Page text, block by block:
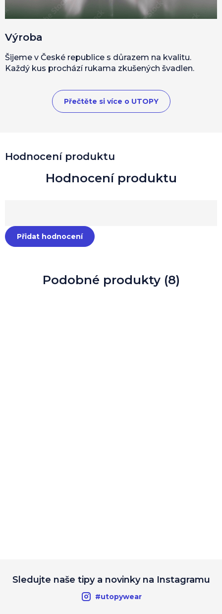
Podobné produkty (8)
Hodnocení produktu
Přidat hodnocení
Výroba
Šijeme v České republice s důrazem na kvalitu.
Každý kus prochází rukama zkušených švadlen.
Přečtěte si více o UTOPY
Sledujte naše tipy a novinky na Instagramu
#utopywear